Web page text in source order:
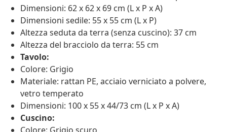
Dimensioni: 62 x 62 x 69 cm (L x P x A)
Dimensioni sedile: 55 x 55 cm (L x P)
Altezza seduta da terra (senza cuscino): 37 cm
Altezza del bracciolo da terra: 55 cm
Tavolo:
Colore: Grigio
Materiale: rattan PE, acciaio verniciato a polvere,
vetro temperato
Dimensioni: 100 x 55 x 44/73 cm (L x P x A)
Cuscino: